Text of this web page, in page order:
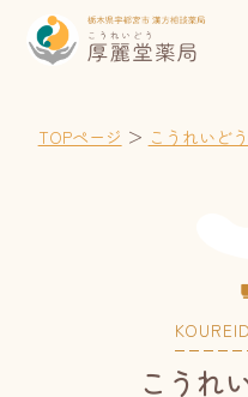
TOPページ ＞ こうれいど
こうれ